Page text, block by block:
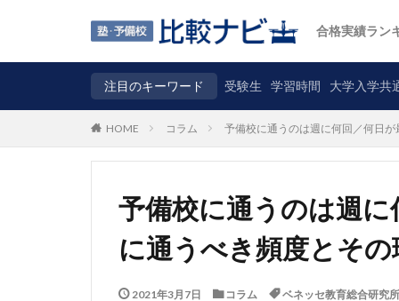
合格実績ラン
注目のキーワード 受験生 学習時間 大学入学共
HOME コラム 予備校に通うのは週に何回／何日
予備校に通うのは週
に通うべき頻度とそ
2021年3月7日 コラム ベネッセ教育総合研究所